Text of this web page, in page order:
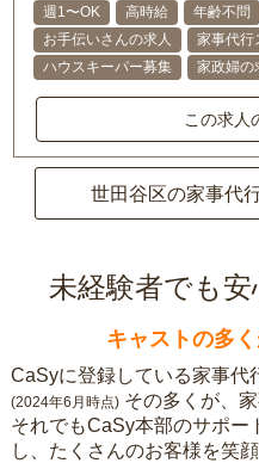
週1〜OK 高時給 年齢不問
お手伝いさんの求人
家事代行
ハウスキーパー募集
家政婦の
この求人
世田谷区の家事代
未経験者でも
キャストの多
CaSyに登録している家事代
(2024年6月時点) その多くが、
それでもCaSy本部のサポー
し、たくさんのお客様を笑